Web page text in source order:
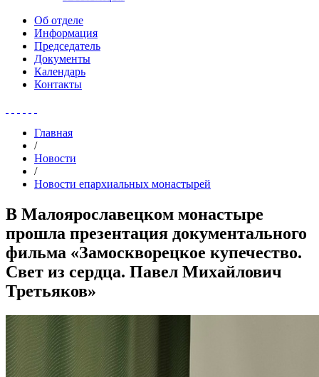
Об отделе
Информация
Председатель
Документы
Календарь
Контакты
Главная
/
Новости
/
Новости епархиальных монастырей
В Малоярославецком монастыре
прошла презентация документального
фильма «Замоскворецкое купечество.
Свет из сердца. Павел Михайлович
Третьяков»